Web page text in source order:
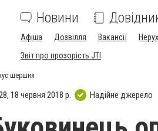
Новини
Афіша Дозвілля Вакансії
Звіт про прозорість JTI
шершня
18 червня 2018 р. Надійне джерело